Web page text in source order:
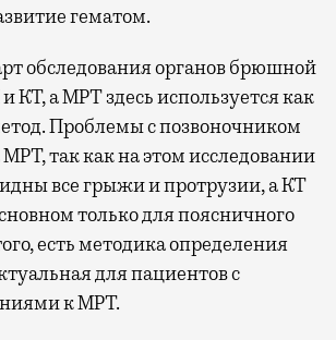
гематом.
обследования органов брюшной
КТ, а МРТ здесь используется как
Проблемы с позвоночником
так как на этом исследовании
все грыжи и протрузии, а КТ
только для поясничного
есть методика определения
для пациентов с
к МРТ.